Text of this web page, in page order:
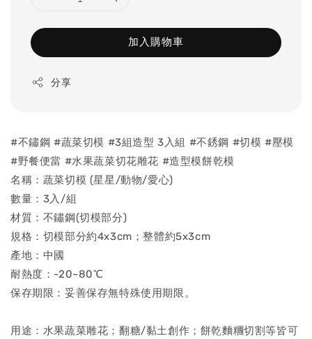
加入購物車
分享
#不鏽鋼 #蔬菜切模 #3組造型 3入組 #不銹鋼 #切模 #壓模
#野餐便當 #水果蔬菜切花雕花 #造型模餅乾模
名稱：蔬菜切模 (星星/動物/愛心)
數量：3入/組
材質：不鏽鋼(切模部分)
規格：切模部分約4x3cm；整體約5x3cm
產地：中國
耐熱度：-20~80℃
保存期限：妥善保存無特殊使用期限。
用途：水果蔬菜雕花；翻糖/黏土創作；餅乾麵糰切割等皆可